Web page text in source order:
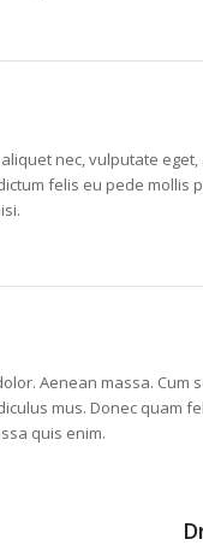
nec, vulputate
felis eu pede mollis
Aenean massa. Cum
mus. Donec quam
quis enim.